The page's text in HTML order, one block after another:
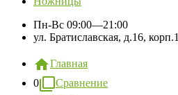
Пн-Вс 09:00—21:00
ул. Братиславская, д.16, корп.1
Главная
0
Сравнение